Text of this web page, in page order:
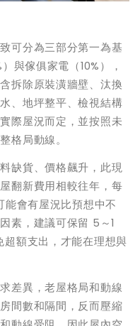
可分為三部分第一為基
與傢俱家電（10%），
拆除原裝潢牆壁、汰換
、地坪整平、檢視結構
際屋況而定，並按照未
格局動線。
缺貨、價格飆升，此現
翻新費用相較往年，每
會有屋況比預想中不
素，建議可保留 5～1
額支出，才能在理想與
差異，老屋格局和動線
間數和隔間，反而壓縮